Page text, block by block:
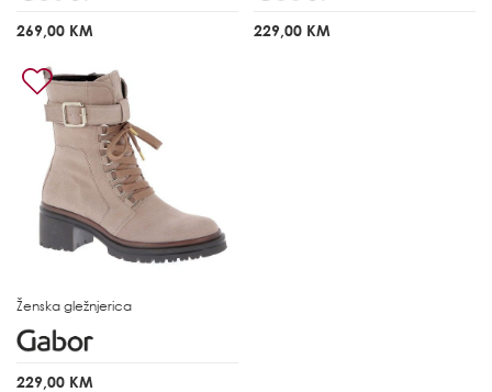
269,00 KM 229,00 KM
Ženska gležnjerica
229,00 KM